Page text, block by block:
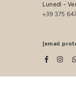
Lunedì -
+39 375
[email